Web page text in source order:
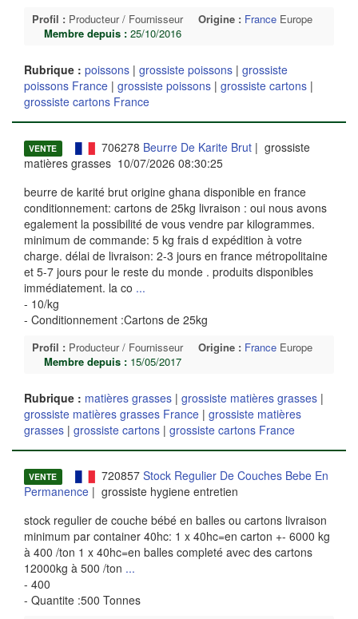
Profil : Producteur / Fournisseur Origine : France Europe
Membre depuis : 25/10/2016
Rubrique : poissons | grossiste poissons | grossiste
poissons France | grossiste poissons | grossiste cartons |
grossiste cartons France
VENTE 706278 Beurre De Karite Brut| grossiste
matières grasses 10/07/2026 08:30:25
beurre de karité brut origine ghana disponible en france
conditionnement: cartons de 25kg livraison : oui nous avons
egalement la possibilité de vous vendre par kilogrammes.
minimum de commande: 5 kg frais d expédition à votre
charge. délai de livraison: 2-3 jours en france métropolitaine
et 5-7 jours pour le reste du monde . produits disponibles
immédiatement. la co ...
- 10/kg
- Conditionnement :Cartons de 25kg
Profil : Producteur / Fournisseur Origine : France Europe
Membre depuis : 15/05/2017
Rubrique : matières grasses | grossiste matières grasses |
grossiste matières grasses France | grossiste matières
grasses | grossiste cartons | grossiste cartons France
VENTE 720857 Stock Regulier De Couches Bebe En
Permanence | grossiste hygiene entretien
stock regulier de couche bébé en balles ou cartons livraison
minimum par container 40hc: 1 x 40hc=en carton +- 6000 kg
à 400 /ton 1 x 40hc=en balles completé avec des cartons
12000kg à 500 /ton ...
- 400
- Quantite :500 Tonnes